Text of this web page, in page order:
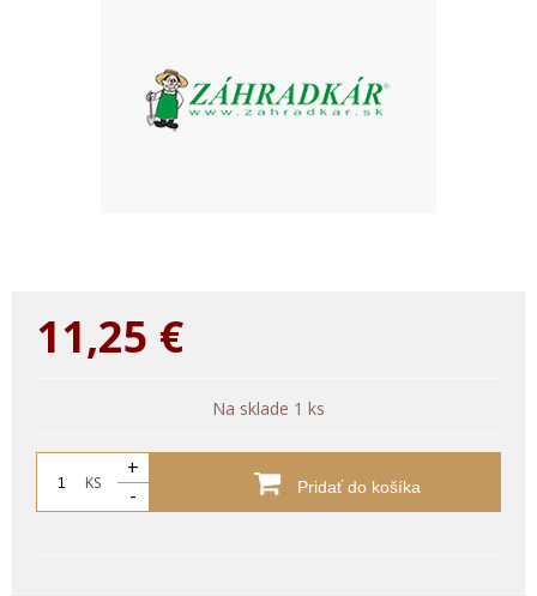
11,25 €
Na sklade 1 ks
KS
+
-
Pridať do košíka